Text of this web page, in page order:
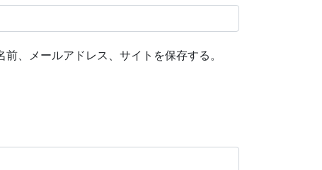
、メールアドレス、サイトを保存する。